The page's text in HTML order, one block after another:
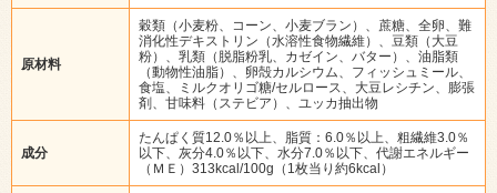
原材料
穀類（小麦粉、コーン、小麦ブラン）、蔗糖、全卵、難
消化性デキストリン（水溶性食物繊維）、豆類（大豆
粉）、乳類（脱脂粉乳、カゼイン、バター）、油脂類
（動物性油脂）、卵殻カルシウム、フィッシュミール、
食塩、ミルクオリゴ糖/セルロース、大豆レシチン、膨張
剤、甘味料（ステビア）、ユッカ抽出物
成分
たんぱく質12.0％以上、脂質：6.0％以上、粗繊維3.0％
以下、灰分4.0％以下、水分7.0％以下、代謝エネルギー
（ＭＥ）313kcal/100g（1枚当り約6kcal）